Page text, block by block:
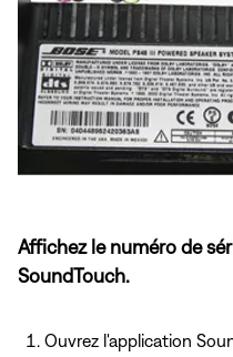
Affichez le numéro de
SoundTouch.
Ouvrez l'application